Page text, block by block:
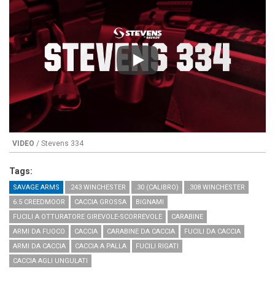
Play
VIDEO / Stevens 334
Tags:
SAVAGE ARMS .243 WINCHESTER .30 (CALIBRO)
.308 WINCHESTER
6.5 CREEDMOOR
CACCIA GROSSA
BIGNAMI
FUCILI A OTTURATORE GIREVOLE-SCORREVOLE
CARABINE
ARMI DA FUOCO
CACCIA CARABINE DA CACCIA
FUCILI DA CACCIA
ARMI DA CACCIA
CACCIA A PALLA
FUCILI RIGATI
CACCIA AGLI UNGULATI